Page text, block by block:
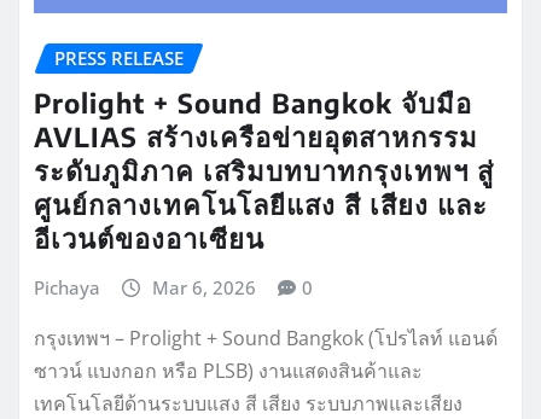
PRESS RELEASE
Prolight + Sound Bangkok จับมือ
AVLIAS สร้างเครือข่ายอุตสาหกรรม
ระดับภูมิภาค เสริมบทบาทกรุงเทพฯ สู่
ศูนย์กลางเทคโนโลยีแสง สี เสียง และ
อีเวนต์ของอาเซียน
Pichaya Mar 6, 2026 0
กรุงเทพฯ – Prolight + Sound Bangkok (โปรไลท์ แอนด์
ซาวน์ แบงกอก หรือ PLSB) งานแสดงสินค้าและ
เทคโนโลยีด้านระบบแสง สี เสียง ระบบภาพและเสียง